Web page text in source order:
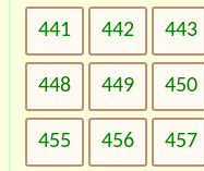
441 442 443
448 449 450
455 456 457